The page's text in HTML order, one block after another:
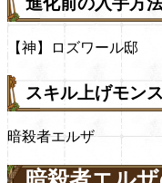
【神】ロズワール邸
スキル上げモン
暗殺者エルザ